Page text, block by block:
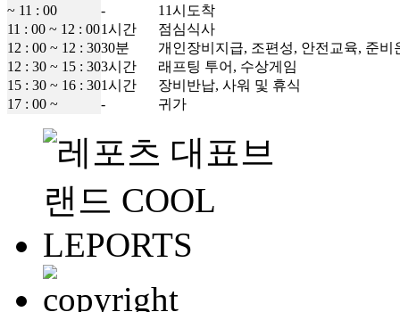
~ 11 : 00
-
11시도착
11 : 00 ~ 12 : 001시간
점심식사
12 : 00 ~ 12 : 3030분
개인장비지급, 조편성, 안전교육, 준비
12 : 30 ~ 15 : 303시간
래프팅 투어, 수상게임
15 : 30 ~ 16 : 301시간
장비반납, 사워 및 휴식
17 : 00 ~
- 귀가